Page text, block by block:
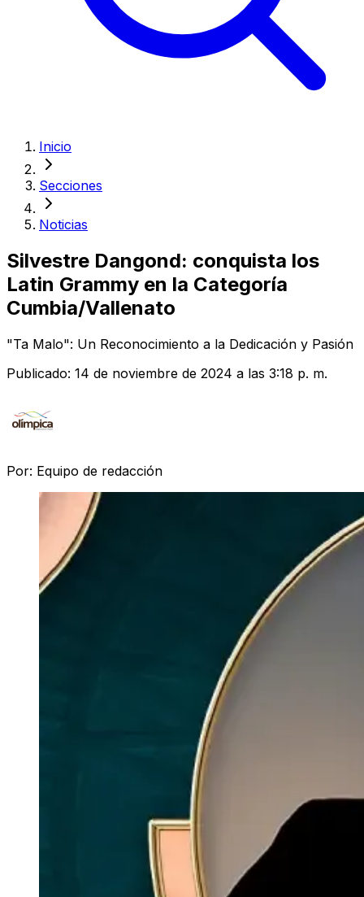
Inicio
Secciones
Noticias
Silvestre Dangond: conquista los
Latin Grammy en la Categoría
Cumbia/Vallenato
"Ta Malo": Un Reconocimiento a la Dedicación y Pasión
Publicado: 14 de noviembre de 2024 a las 3:18 p. m.
Por: Equipo de redacción